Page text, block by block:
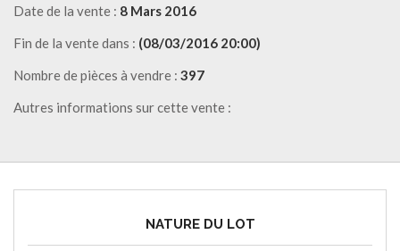
Date de la vente : 8 Mars 2016
Fin de la vente dans : (08/03/2016 20:00)
Nombre de pièces à vendre : 397
Autres informations sur cette vente :
NATURE DU LOT